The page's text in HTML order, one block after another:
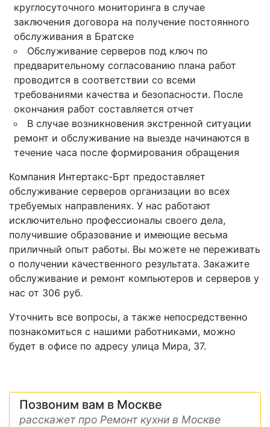
круглосуточного мониторинга в случае
заключения договора на получение постоянного
обслуживания в Братске
Обслуживание серверов под ключ по
предварительному согласованию плана работ
проводится в соответствии со всеми
требованиями качества и безопасности. После
окончания работ составляется отчет
В случае возникновения экстренной ситуации
ремонт и обслуживание на выезде начинаются в
течение часа после формирования обращения
Компания Интертакс-Брт предоставляет
обслуживание серверов организации во всех
требуемых направлениях. У нас работают
исключительно профессионалы своего дела,
получившие образование и имеющие весьма
приличный опыт работы. Вы можете не переживать
о получении качественного результата. Закажите
обслуживание и ремонт компьютеров и серверов у
нас от 306 руб.
Уточнить все вопросы, а также непосредственно
познакомиться с нашими работниками, можно
будет в офисе по адресу улица Мира, 37.
Позвоним вам в Москве
расскажет про Ремонт кухни в Москве